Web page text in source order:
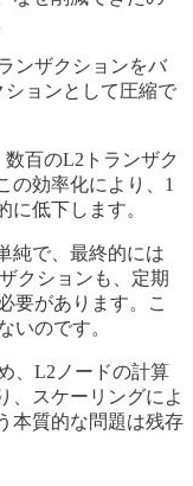
ンザクションをバ
ョンとして圧縮で
百のL2トランザク
の効率化により、1
に低下します。
純で、最終的には
クションも、定期
要があります。こ
いのです。
、L2ノードの計算
、スケーリングによ
本質的な問題は残存